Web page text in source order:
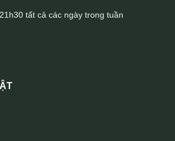
tất cả các ngày trong tuần